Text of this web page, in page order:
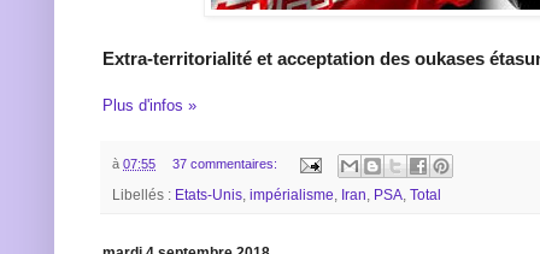
Extra-territorialité et acceptation des oukases
Plus d'infos »
à 07:55 37 commentaires:
Libellés : Etats-Unis impérialisme Iran PSA Total